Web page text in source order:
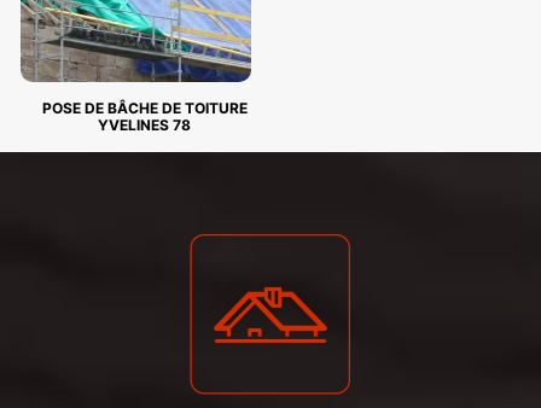
POSE DE BÂCHE DE TOITURE
YVELINES 78